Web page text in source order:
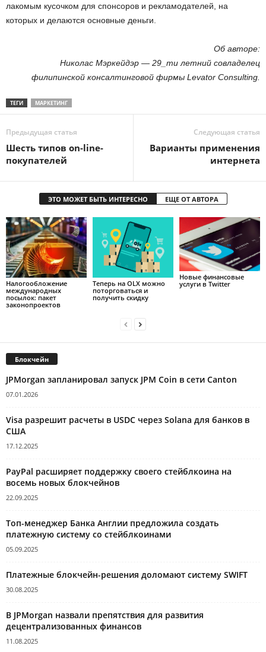
лакомым кусочком для спонсоров и рекламодателей, на
которых и делаются основные деньги.
Об авторе:
Николас Мэркейдэр — 29_ти летний совладелец
филипинской консалтинговой фирмы Levator Consulting.
ТЕГИ МАРКЕТИНГ
Предыдущая статья
Шесть типов on-line-
покупателей
Следующая статья
Варианты применения
интернета
ЭТО МОЖЕТ БЫТЬ ИНТЕРЕСНО ЕЩЕ ОТ АВТОРА
Налогообложение
международных
посылок: пакет
законопроектов
Теперь на OLX можно
поторговаться и
получить скидку
Новые финансовые
услуги в Twitter
Блокчейн
JPMorgan запланировал запуск JPM Coin в сети Canton
07.01.2026
Visa разрешит расчеты в USDC через Solana для банков в
США
17.12.2025
PayPal расширяет поддержку своего стейблкоина на
восемь новых блокчейнов
22.09.2025
Топ-менеджер Банка Англии предложила создать
платежную систему со стейблкоинами
05.09.2025
Платежные блокчейн-решения доломают систему SWIFT
30.08.2025
В JPMorgan назвали препятствия для развития
децентрализованных финансов
11.08.2025